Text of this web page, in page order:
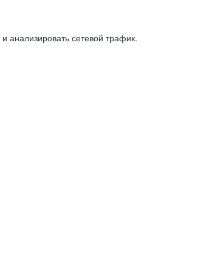
анализировать сетевой трафик.